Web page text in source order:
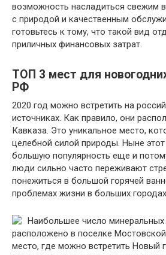
возможность насладиться свежим
с природой и качественным
готовьтесь к тому, что такой вид
приличных финансовых затрат.
ТОП 3 мест для
РФ
2020 год можно встретить на
источниках. Как правило, они
Кавказа. Это уникальное место,
целебной силой природы. Ныне
большую популярность еще и
люди сильно часто переживают
понежиться в большой горячей
проблемах жизни в больших городах
Наибольшее число минеральных
расположено в поселке
место, где можно встретить Новый